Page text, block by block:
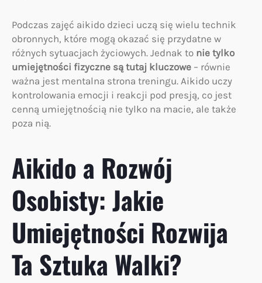
Podczas zajęć aikido dzieci uczą się wielu technik
obronnych, które mogą okazać się przydatne w
różnych sytuacjach życiowych. Jednak to nie tylko
umiejętności fizyczne są tutaj kluczowe – równie
ważna jest mentalna strona treningu. Aikido uczy
kontrolowania emocji i reakcji pod presją, co jest
cenną umiejętnością nie tylko na macie, ale także
poza nią.
Aikido a Rozwój
Osobisty: Jakie
Umiejętności Rozwija
Ta Sztuka Walki?